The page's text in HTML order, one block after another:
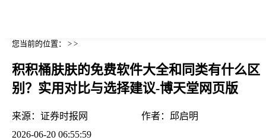
您当前的位置： > >
积积桶肤肤的免费软件大全和同类有什么区
别？实用对比与选择建议-博天堂网页版
来源： 证券时报网 作者：
邱启明
2026-06-20 06:55:59